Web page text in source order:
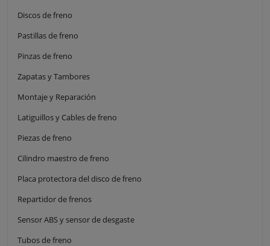
Discos de freno
Pastillas de freno
Pinzas de freno
Zapatas y Tambores
Montaje y Reparación
Latiguillos y Cables de freno
Piezas de freno
Cilindro maestro de freno
Placa protectora del disco de freno
Repartidor de frenos
Sensor ABS y sensor de desgaste
Tubos de freno